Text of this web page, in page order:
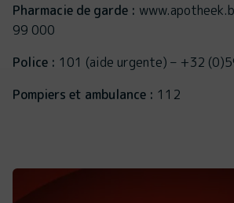
Pharmacie de garde :
99 000
Police : 101 (aide urgente) – +32
Pompiers et ambulance : 112